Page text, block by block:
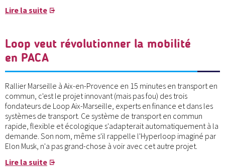
Lire la suite
Loop veut révolutionner la mobilité
en PACA
Rallier Marseille à Aix-en-Provence en 15 minutes en transport en
commun, c'est le projet innovant (mais pas fou) des trois
fondateurs de Loop Aix-Marseille, experts en finance et dans les
systèmes de transport. Ce système de transport en commun
rapide, flexible et écologique s'adapterait automatiquement à la
demande. Son nom, même s'il rappelle l'Hyperloop imaginé par
Elon Musk, n'a pas grand-chose à voir avec cet autre projet.
Lire la suite